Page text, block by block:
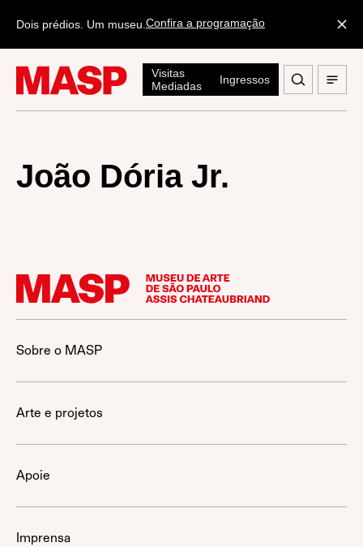
Dois prédios. Um museu. Confira a programação
Visitas
Mediadas
Ingressos
João Dória Jr.
Sobre o MASP
Arte e projetos
Apoie
Imprensa